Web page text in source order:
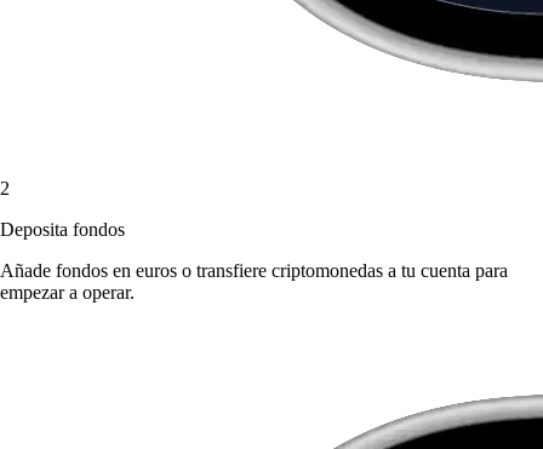
2
Deposita fondos
Añade fondos en euros o transfiere criptomonedas a tu cuenta para
empezar a operar.